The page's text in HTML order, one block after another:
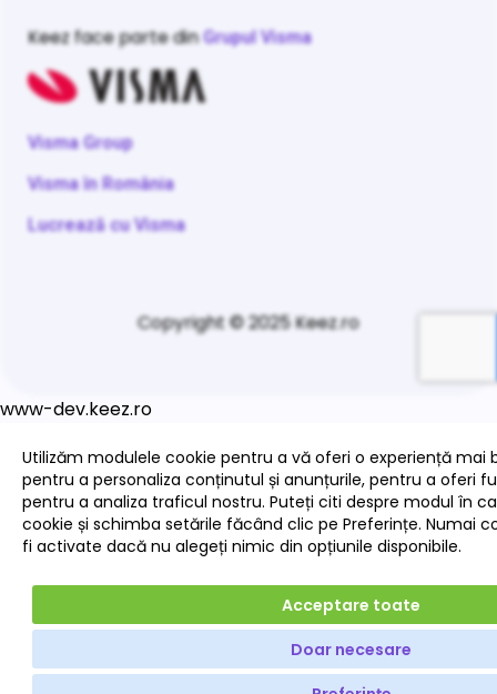
Keez face parte dinGrupul Visma
Visma Group
Visma în România
Lucrează cu Visma
Copyright © 2025 Keez.ro
www-dev.keez.ro